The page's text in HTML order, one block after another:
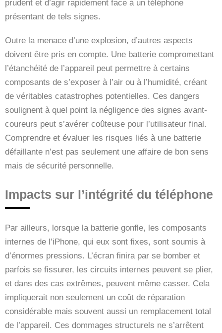
prudent et d’agir rapidement face à un téléphone
présentant de tels signes.
Outre la menace d’une explosion, d’autres aspects
doivent être pris en compte. Une batterie compromettant
l’étanchéité de l’appareil peut permettre à certains
composants de s’exposer à l’air ou à l’humidité, créant
de véritables catastrophes potentielles. Ces dangers
soulignent à quel point la négligence des signes avant-
coureurs peut s’avérer coûteuse pour l’utilisateur final.
Comprendre et évaluer les risques liés à une batterie
défaillante n’est pas seulement une affaire de bon sens
mais de sécurité personnelle.
Impacts sur l’intégrité du téléphone
Par ailleurs, lorsque la batterie gonfle, les composants
internes de l’iPhone, qui eux sont fixes, sont soumis à
d’énormes pressions. L’écran finira par se bomber et
parfois se fissurer, les circuits internes peuvent se plier,
et dans des cas extrêmes, peuvent même casser. Cela
impliquerait non seulement un coût de réparation
considérable mais souvent aussi un remplacement total
de l’appareil. Ces dommages structurels ne s’arrêtent